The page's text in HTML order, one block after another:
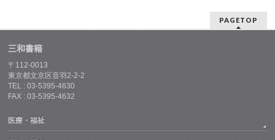
PAGETOP
三和書籍
〒112-0013
東京都文京区音羽2-2-2
TEL : 03-5395-4630
FAX : 03-5395-4632
医療・福祉